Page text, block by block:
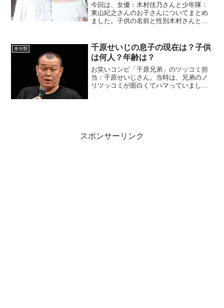
今回は、女優：木村佳乃さんと少年隊：
東山紀之さんのお子さんについてまとめ
ました。子供の名前と性別木村さんと東
その翌年の2011年11月4日に第一子とな
る長女を出産...
未分類
千原せいじの息子の現在は？子供
は何人？年齢は？
お笑いコンビ「千原兄弟」のツッコミ担
当：千原せいじさん。当時は、兄弟のノ
リツッコミが面白くてハマっていまし
スポンサーリンク